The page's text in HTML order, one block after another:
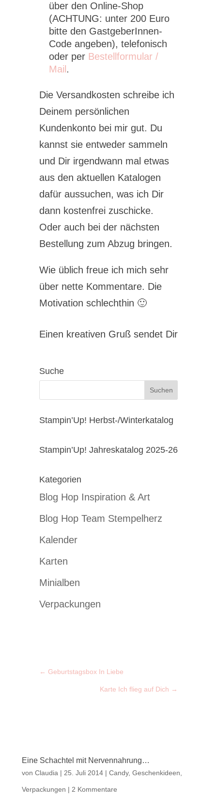
über den Online-Shop
(ACHTUNG: unter 200 Euro
bitte den GastgeberInnen-
Code angeben), telefonisch
oder per Bestellformular /
Mail .
Die Versandkosten schreibe ich
Deinem persönlichen
Kundenkonto bei mir gut. Du
kannst sie entweder sammeln
und Dir irgendwann mal etwas
aus den aktuellen Katalogen
dafür aussuchen, was ich Dir
dann kostenfrei zuschicke.
Oder auch bei der nächsten
Bestellung zum Abzug bringen.
Wie üblich freue ich mich sehr
über nette Kommentare. Die
Motivation schlechthin 🙂
Einen kreativen Gruß sendet Dir
Suche
Stampin’Up! Herbst-/Winterkatalog
Stampin’Up! Jahreskatalog 2025-26
Kategorien
Blog Hop Inspiration & Art
Blog Hop Team Stempelherz
Kalender
Karten
Minialben
Verpackungen
← Geburtstagsbox In Liebe
Karte Ich flieg auf Dich →
Eine Schachtel mit Nervennahrung…
von Claudia | 25. Juli 2014| Candy, Geschenkideen
Verpackungen | 2 Kommentare